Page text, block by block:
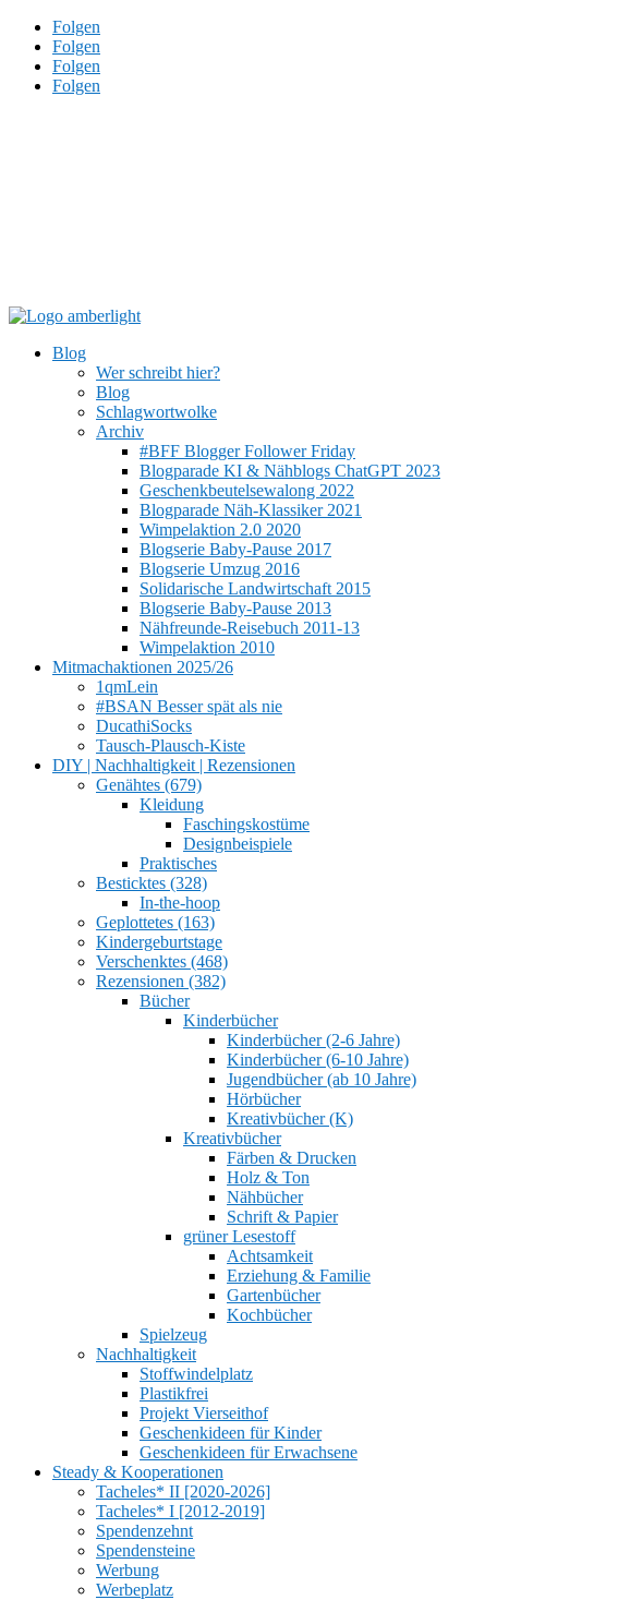
Folgen
Folgen
Folgen
Folgen
Blog
Wer schreibt hier?
Blog
Schlagwortwolke
Archiv
#BFF Blogger Follower Friday
Blogparade KI & Nähblogs ChatGPT 2023
Geschenkbeutelsewalong 2022
Blogparade Näh-Klassiker 2021
Wimpelaktion 2.0 2020
Blogserie Baby-Pause 2017
Blogserie Umzug 2016
Solidarische Landwirtschaft 2015
Blogserie Baby-Pause 2013
Nähfreunde-Reisebuch 2011-13
Wimpelaktion 2010
Mitmachaktionen 2025/26
1qmLein
#BSAN Besser spät als nie
DucathiSocks
Tausch-Plausch-Kiste
DIY | Nachhaltigkeit | Rezensionen
Genähtes (679)
Kleidung
Faschingskostüme
Designbeispiele
Praktisches
Besticktes (328)
In-the-hoop
Geplottetes (163)
Kindergeburtstage
Verschenktes (468)
Rezensionen (382)
Bücher
Kinderbücher
Kinderbücher (2-6 Jahre)
Kinderbücher (6-10 Jahre)
Jugendbücher (ab 10 Jahre)
Hörbücher
Kreativbücher (K)
Kreativbücher
Färben & Drucken
Holz & Ton
Nähbücher
Schrift & Papier
grüner Lesestoff
Achtsamkeit
Erziehung & Familie
Gartenbücher
Kochbücher
Spielzeug
Nachhaltigkeit
Stoffwindelplatz
Plastikfrei
Projekt Vierseithof
Geschenkideen für Kinder
Geschenkideen für Erwachsene
Steady & Kooperationen
Tacheles* II [2020-2026]
Tacheles* I [2012-2019]
Spendenzehnt
Spendensteine
Werbung
Werbeplatz